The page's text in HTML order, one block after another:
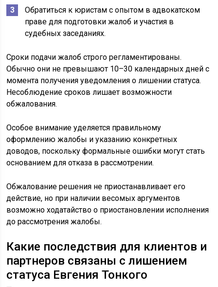
Обратиться к юристам с опытом в адвокатском
праве для подготовки жалоб и участия в
судебных заседаниях.
Сроки подачи жалоб строго регламентированы.
Обычно они не превышают 10–30 календарных дней с
момента получения уведомления о лишении статуса.
Несоблюдение сроков лишает возможности
обжалования.
Особое внимание уделяется правильному
оформлению жалобы и указанию конкретных
доводов, поскольку формальные ошибки могут стать
основанием для отказа в рассмотрении.
Обжалование решения не приостанавливает его
действие, но при наличии весомых аргументов
возможно ходатайство о приостановлении исполнения
до рассмотрения жалобы.
Какие последствия для клиентов и
партнеров связаны с лишением
статуса Евгения Тонкого